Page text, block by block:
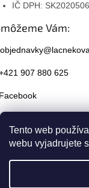
Tento web
webu vyjadrujete
IČ DPH:
Vám:
907 880 625